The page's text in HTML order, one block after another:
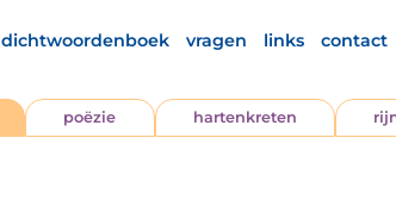
dichtwoordenboek vragen links contact
poëzie hartenkreten